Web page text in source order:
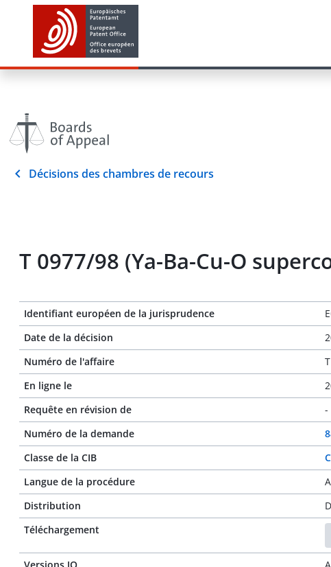
Décisions des chambres de recours
T 0977/98 (Ya-Ba-Cu-O
Identifiant européen de la jurisprudence
Date de la décision
Numéro de l'affaire
En ligne le
Requête en révision de
-
Numéro de la demande
Classe de la CIB
Langue de la procédure
Distribution
Téléchargement